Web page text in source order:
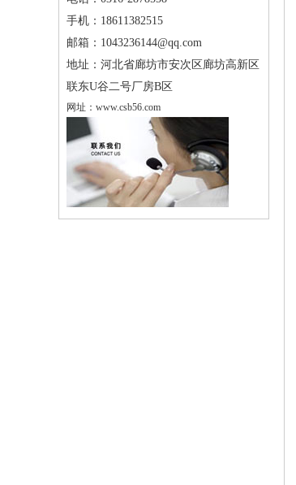
手机： 18611382515
邮箱： 1043236144@qq.com
地址： 河北省廊坊市安次区廊坊高新区
联东U谷二号厂房B区
网址： www.csb56.com